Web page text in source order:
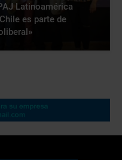
Latinoamérica
es parte de